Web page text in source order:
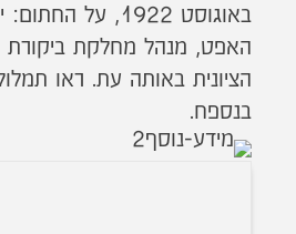
באוגוסט 1922,
האפט, מנהל מחלקת ביקורת
הציונית באותה עת. ראו
בנספח.